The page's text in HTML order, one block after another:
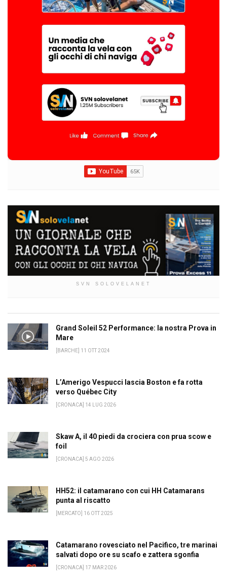
SVN SOLOVELANET
Grand Soleil 52 Performance: la nostra Prova in
Mare
[BARCHE] 11 OTT 2024
L’Amerigo Vespucci lascia Boston e fa rotta
verso Québec City
[CRONACA] 14 LUG 2026
Skaw A, il 40 piedi da crociera con prua scow e
foil
[CRONACA] 5 AGO 2026
HH52: il catamarano con cui HH Catamarans
punta al riscatto
[MERCATO] 16 OTT 2025
Catamarano rovesciato nel Pacifico, tre marinai
salvati dopo ore su scafo e zattera sgonfia
[CRONACA] 17 MAR 2026